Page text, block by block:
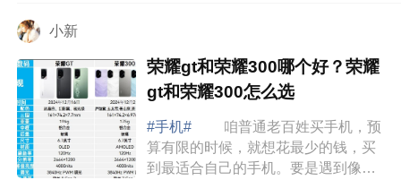
小新
荣耀gt和荣耀300哪个好？荣耀
gt和荣耀300怎么选
#手机#
咱普通老百姓买手机，预
算有限的时候，就想花最少的钱，买
到最适合自己的手机。要是遇到像荣